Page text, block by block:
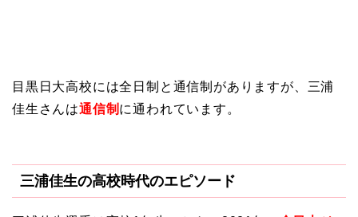
目黒日大高校には全日制と通信制がありますが、三浦
佳生さんは通信制 に通われています。
三浦佳生の高校時代のエピソード